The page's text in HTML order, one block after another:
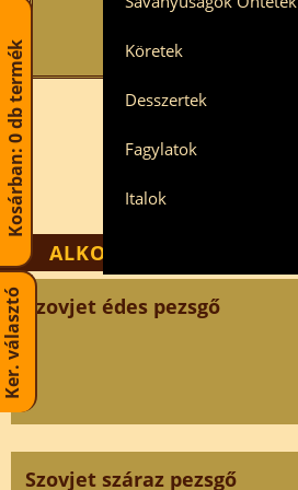
Köretek
Desszertek
Fagylatok
Italok
ALKOHOLOS ITALOK
Szovjet édes pezsgő
Szovjet száraz pezsgő
Kosárban: 0 db termék
Ker. választó